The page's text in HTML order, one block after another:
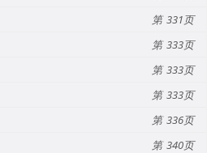
331
333
333
333
336
340